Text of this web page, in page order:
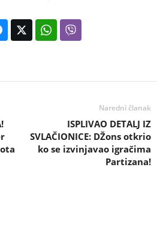
Naredni članak
ISPLIVAO DETALJ IZ
SVLAČIONICE: DŽons otkrio
ko se izvinjavao igračima
Partizana!